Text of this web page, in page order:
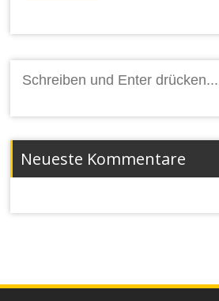
nach:
Neueste Kommentare